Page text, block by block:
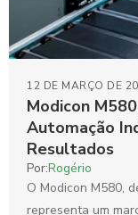
Modicon
Automação
Resultados
12 DE MARÇO DE
Por:Rogério
O Modicon M580,
representa um